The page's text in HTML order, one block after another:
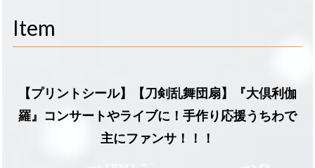
Item
【プリントシール】【刀剣乱舞団扇】『大倶利伽
羅』コンサートやライブに！手作り応援うちわで
主にファンサ！！！